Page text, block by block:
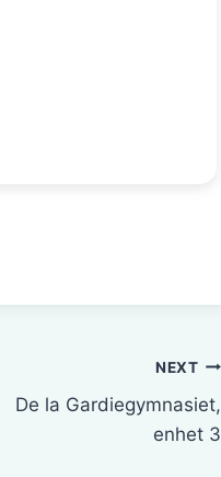
NEXT
De la Gardiegymnasiet,
enhet 3